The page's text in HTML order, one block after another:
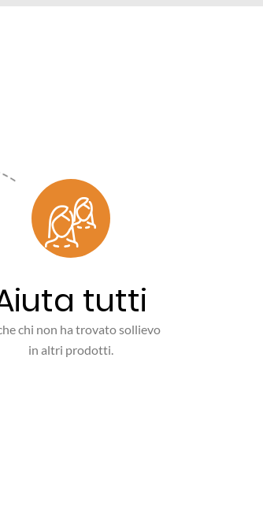
tutti
chi non ha trovato sollievo
in altri prodotti.